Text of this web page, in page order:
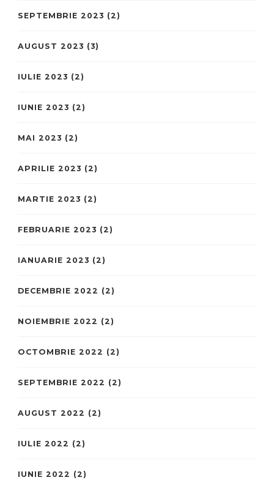
SEPTEMBRIE 2023 (2)
AUGUST 2023 (3)
IULIE 2023 (2)
IUNIE 2023 (2)
MAI 2023 (2)
APRILIE 2023 (2)
MARTIE 2023 (2)
FEBRUARIE 2023 (2)
IANUARIE 2023 (2)
DECEMBRIE 2022 (2)
NOIEMBRIE 2022 (2)
OCTOMBRIE 2022 (2)
SEPTEMBRIE 2022 (2)
AUGUST 2022 (2)
IULIE 2022 (2)
IUNIE 2022 (2)